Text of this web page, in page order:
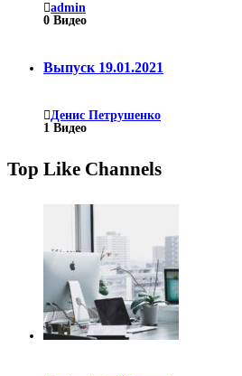
admin
0 Видео
Выпуск 19.01.2021
Денис Петрушенко
1 Видео
Top Like Channels